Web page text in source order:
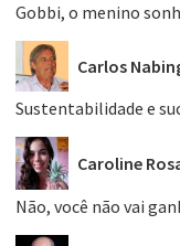
Gobbi, o menino
Carlos
Sustentabilidade e
Caroline
Não, você não vai